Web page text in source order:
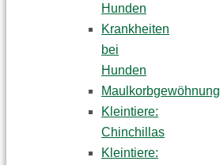
Hunden
Krankheiten
bei
Hunden
Maulkorbgewöhnung
Kleintiere:
Chinchillas
Kleintiere: